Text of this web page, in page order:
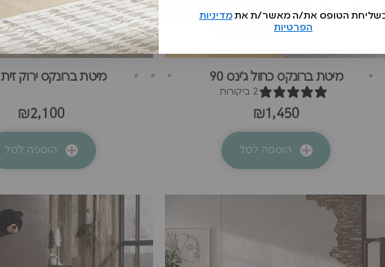
מיטת ברונקס כחול ג'ינס 90
2 ביקורות
₪1,450
הוספה לסל
מיטת ברונקס ירוק זית 160
₪2,100
הוספה לסל
הטופס את/ה מאשר/ת אתמדיניות
הפרטיות